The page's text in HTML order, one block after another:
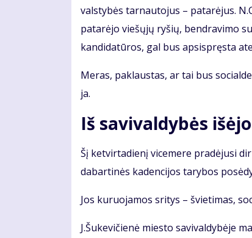
vals­ty­bės tar­nau­to­jus – pa­ta­rė­jus.
pa­ta­rė­jo vie­šų­jų ry­šių, ben­dra­vi­mo
kan­di­da­tū­ros, gal bus ap­si­spręs­ta
Me­ras, pa­klaus­tas, ar tai bus
ja.
Iš sa­vi­val­dy­bės
Šį ket­vir­ta­die­nį vi­ce­me­re pra­dė­ju­si
dabartinės kadencijos ta­ry­bos
Jos ku­ruo­ja­mos sri­tys – švie­ti­mas,
J.Šu­ke­vi­čie­nė mies­to sa­vi­val­dy­bė­je